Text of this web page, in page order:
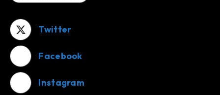
Twitter
Facebook
Instagram